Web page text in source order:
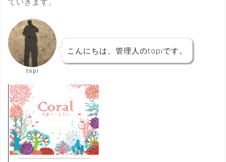
topi
こんにちは、管理人のtopiです。